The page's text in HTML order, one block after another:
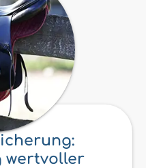
wertvoller